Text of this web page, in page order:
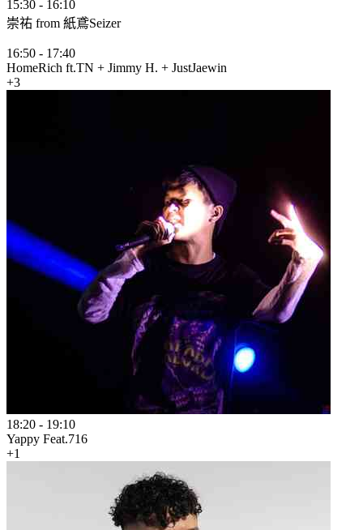
15:30 - 16:10
崇祐 from 紙鳶Seizer
16:50 - 17:40
HomeRich ft.TN + Jimmy H. + JustJaewin
+3
18:20 - 19:10
Yappy Feat.716
+1